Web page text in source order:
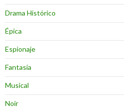
Drama Histórico
Épica
Espionaje
Fantasia
Musical
Noir